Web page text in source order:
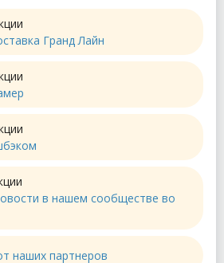
Гранд Лайн
в нашем сообществе во
наших партнеров